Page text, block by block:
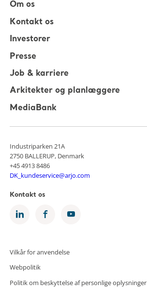
Om os
Kontakt os
Investorer
Presse
Job & karriere
Arkitekter og planlæggere
MediaBank
Industriparken 21A
2750 BALLERUP, Denmark
+45 4913 8486
DK_kundeservice@arjo.com
Kontakt os
Vilkår for anvendelse
Webpolitik
Politik om beskyttelse af personlige oplysninger